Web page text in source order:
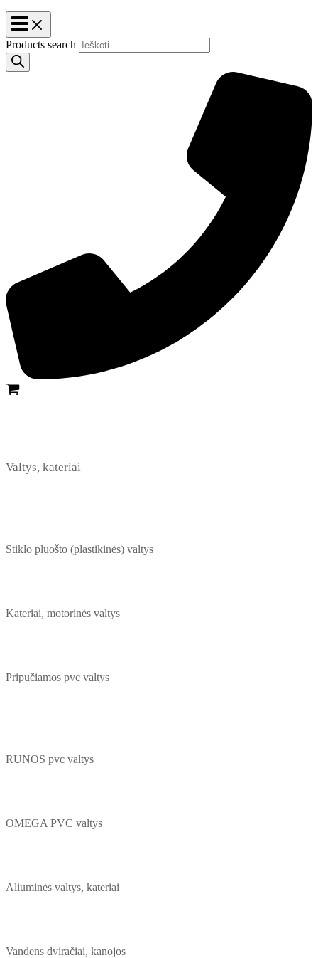
Products search
Valtys, kateriai
Stiklo pluošto (plastikinės) valtys
Kateriai, motorinės valtys
Pripučiamos pvc valtys
RUNOS pvc valtys
OMEGA PVC valtys
Aliuminės valtys, kateriai
Vandens dviračiai, kanojos